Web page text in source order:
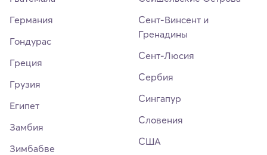
Германия
Гондурас
Греция
Грузия
Египет
Замбия
Зимбабве
Сент-Винсент и
Гренадины
Сент-Люсия
Сербия
Сингапур
Словения
США